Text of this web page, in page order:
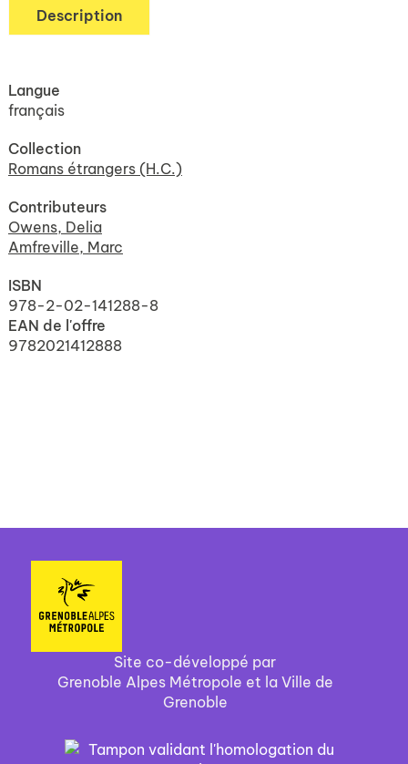
Description
Langue
français
Collection
Romans étrangers (H.C.)
Contributeurs
Owens, Delia
Amfreville, Marc
ISBN
978-2-02-141288-8
EAN de l'offre
9782021412888
Site co-développé par
Grenoble Alpes Métropole et la Ville de
Grenoble